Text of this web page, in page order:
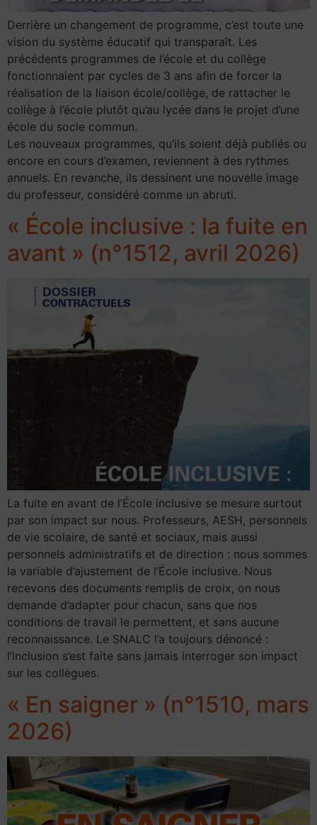
Derrière un changement de programme, c’est toute une
vision du système éducatif qui transparaît. Les
précédents programmes de l’école et du collège
fonctionnaient par cycles de 3 ans afin de forcer la
réalisation de la liaison école/collège, de rattacher le
collège à l’école plutôt qu’au lycée dans le projet d’une
école du socle commun.
Les nouveaux programmes, qu’ils soient déjà publiés ou
encore en cours d’examen, reviennent à des rythmes
annuels. En revanche, ils dessinent une nouvelle image
du professeur, considéré comme un abruti.
« École inclusive : la fuite en
avant » (n°1512, avril 2026)
La fuite en avant de l’École inclusive se mesure surtout
par son impact sur nous. Professeurs, AESH, personnels
de vie scolaire, de santé et sociaux, mais aussi
personnels administratifs et de direction : nous sommes
la variable d’ajustement de l’École inclusive. Nous
recevons des documents remplis de croix, on nous
demande d’adapter pour chacun, sans que nos
conditions de travail le permettent, et sans aucune
reconnaissance. Le SNALC l’a toujours dénoncé :
l’inclusion s’est faite sans jamais interroger son impact
sur les collègues.
« En saigner » (n°1510, mars
2026)